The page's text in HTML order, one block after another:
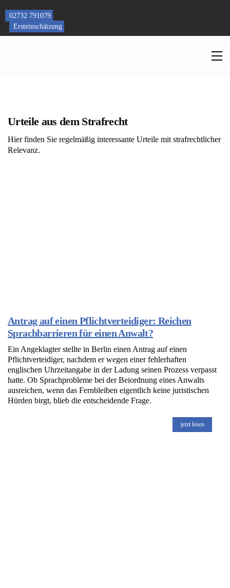
content
02732 791079
Ersteinschätzung
Urteile aus dem Strafrecht
Hier finden Sie regelmäßig interessante Urteile mit strafrechtlicher
Relevanz.
Antrag auf einen Pflichtverteidiger: Reichen
Sprachbarrieren für einen Anwalt?
Ein Angeklagter stellte in Berlin einen Antrag auf einen
Pflichtverteidiger, nachdem er wegen einer fehlerhaften
englischen Uhrzeitangabe in der Ladung seinen Prozess verpasst
hatte. Ob Sprachprobleme bei der Beiordnung eines Anwalts
ausreichen, wenn das Fernbleiben eigentlich keine juristischen
Hürden birgt, blieb die entscheidende Frage.
jetzt lesen